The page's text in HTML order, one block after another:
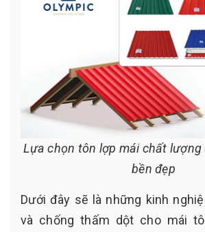
Lựa chọn tôn lợp mái chất
bền đẹp
Dưới đây sẽ là những kinh
và chống thấm dột cho mái